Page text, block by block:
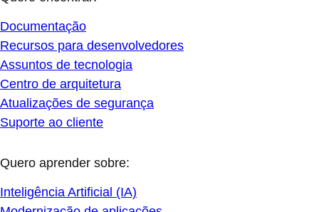
Recursos para desenvolvedores
Assuntos de tecnologia
Centro de arquitetura
Atualizações de segurança
Suporte ao cliente
Modernização de aplicações